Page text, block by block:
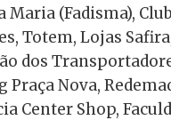
Maria (Fadisma),
Totem, Lojas
dos
Praça Nova,
Center Shop,